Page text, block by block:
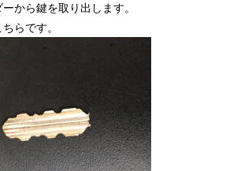
から鍵を取り出します。
らです。